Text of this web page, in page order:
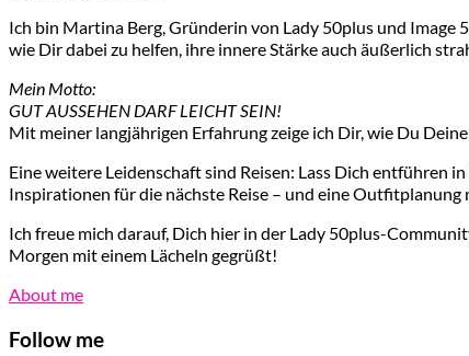
Ich bin Martina Berg, Gründerin von Lady 50plus und Image
wie Dir dabei zu helfen, ihre innere Stärke auch äußerlich
Mein Motto:
GUT AUSSEHEN DARF LEICHT SEIN!
Mit meiner langjährigen Erfahrung zeige ich Dir, wie Du
Eine weitere Leidenschaft sind Reisen: Lass Dich entführen
Inspirationen für die nächste Reise – und eine Outfitplanung
Ich freue mich darauf, Dich hier in der Lady 50plus-
Morgen mit einem Lächeln gegrüßt!
About me
Follow me